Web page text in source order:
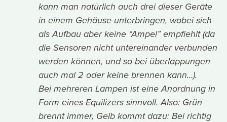
kann man natürlich auch drei dieser Geräte
in einem Gehäuse unterbringen, wobei sich
als Aufbau aber keine “Ampel” empfiehlt (da
die Sensoren nicht untereinander verbunden
werden können, und so bei überlappungen
auch mal 2 oder keine brennen kann…).
Bei mehreren Lampen ist eine Anordnung in
Form eines Equilizers sinnvoll. Also: Grün
brennt immer, Gelb kommt dazu: Bei richtig